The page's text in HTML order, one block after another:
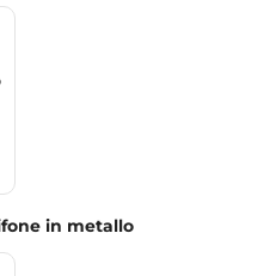
in metallo